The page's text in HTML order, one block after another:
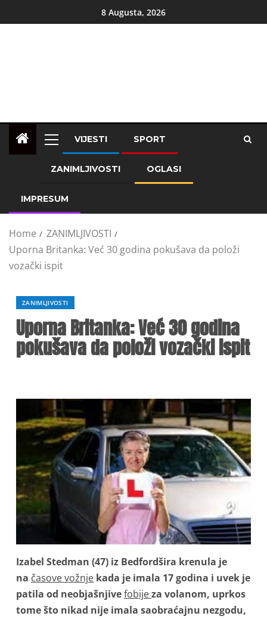
8 Augusta, 2026
VIJESTI SPORT
ZANIMLJIVOSTI OGLASI
IMPRESUM
Home
ZANIMLJIVOSTI
Uporna Britanka: Već 30 godina pokušava da položi
vozački ispit
ZANIMLJIVOSTI
Uporna Britanka: Već 30 godina
pokušava da položi vozački ispit
Izabel Stedman (47) iz Bedfordšira krenula je
na časove vožnje kada je imala 17 godina i uvek je
patila od neobjašnjivefobijeza volanom, uprkos
tome što nikad nije imala saobraćajnu nezgodu,